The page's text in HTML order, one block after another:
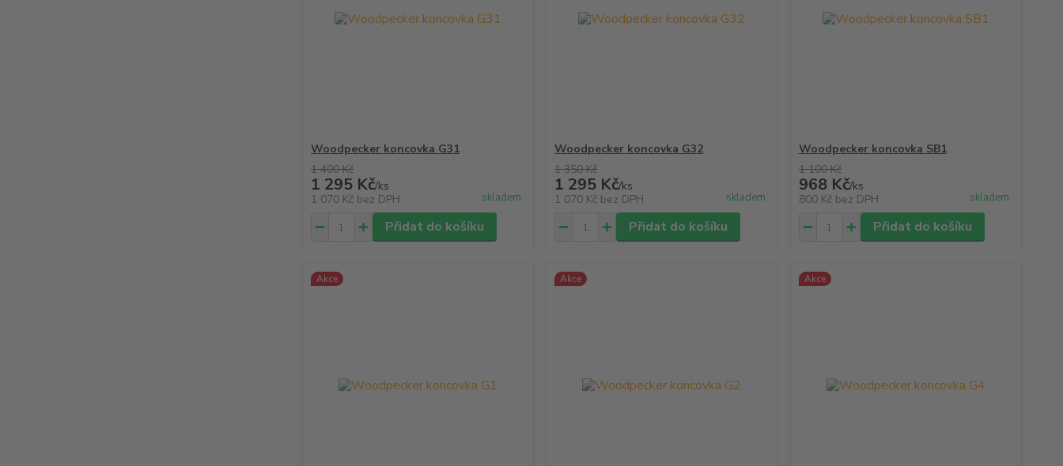
Woodpecker koncovka G31
1 400 Kč
1 295 Kč/ks
1 070 Kč bez DPH skladem
Přidat do košíku
Woodpecker koncovka G32
1 350 Kč
1 295 Kč/ks
1 070 Kč bez DPH skladem
Přidat do košíku
Woodpecker koncovka SB1
1 100 Kč
968 Kč/ks
800 Kč bez DPH skladem
Přidat do košíku
Akce Akce Akce